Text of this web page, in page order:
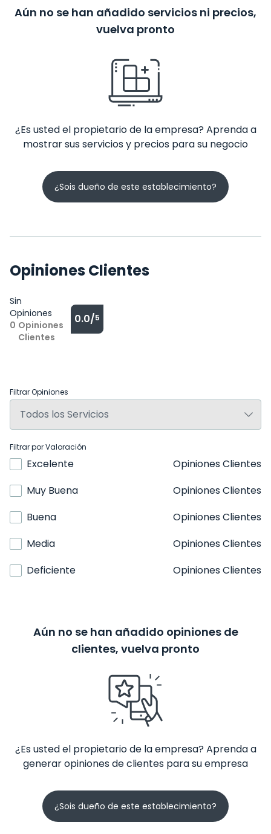
Aún no se han añadido servicios ni precios,
vuelva pronto
¿Es usted el propietario de la empresa? Aprenda a
mostrar sus servicios y precios para su negocio
¿Sois dueño de este establecimiento?
Opiniones Clientes
Sin
Opiniones
0 Opiniones
Clientes
0.0/5
Filtrar Opiniones
Filtrar por Valoración
Excelente
Opiniones Clientes
Muy Buena
Opiniones Clientes
Buena
Opiniones Clientes
Media
Opiniones Clientes
Deficiente
Opiniones Clientes
Aún no se han añadido opiniones de
clientes, vuelva pronto
¿Es usted el propietario de la empresa? Aprenda a
generar opiniones de clientes para su empresa
¿Sois dueño de este establecimiento?